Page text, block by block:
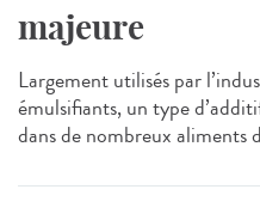
majeure
Largement utilisés par
émulsifiants, un type
dans de nombreux aliments